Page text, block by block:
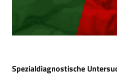
Spezialdiagnostische